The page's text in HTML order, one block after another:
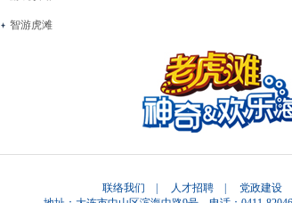
智游虎滩
联络我们 人才招聘 党政建设